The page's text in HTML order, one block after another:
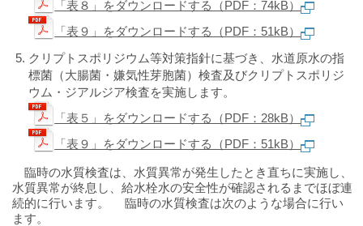
「表８」をダウンロードする（PDF：74kB）
「表９」をダウンロードする（PDF：51kB）
クリプトスポリジウム等対策指針に基づき、水道原水の指
標菌（大腸菌・嫌気性芽胞菌）検査及びクリプトスポリジ
ウム・ジアルジア検査を実施します。
「表５」をダウンロードする（PDF：28kB）
「表９」をダウンロードする（PDF：51kB）
臨時の水質検査は、水質異常が発生したとき直ちに実施し、
水質異常が終息し、給水栓水の安全性が確認されるまでほぼ連
続的に行います。 臨時の水質検査は次のような場合に行い
ます。